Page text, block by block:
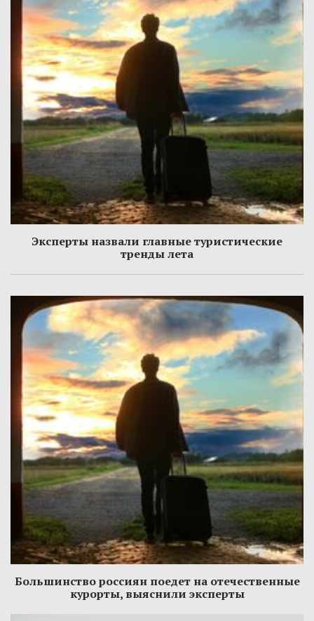
Эксперты назвали главные туристические
тренды лета
Большинство россиян поедет на отечественные
курорты, выяснили эксперты